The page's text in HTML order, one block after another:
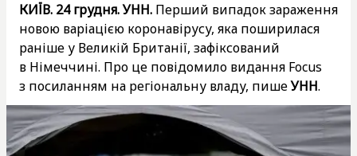
КИЇВ. 24 грудня. УНН. Перший випадок зараження
новою варіацією коронавірусу, яка поширилася
раніше у Великій Британії, зафіксований
в Німеччині. Про це повідомило видання Focus
з посиланням на регіональну владу, пишеУНН.